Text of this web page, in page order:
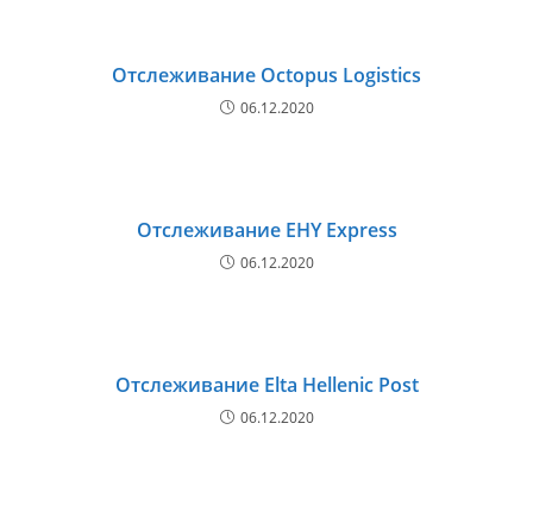
Отслеживание Octopus Logistics
06.12.2020
Отслеживание EHY Express
06.12.2020
Отслеживание Elta Hellenic Post
06.12.2020